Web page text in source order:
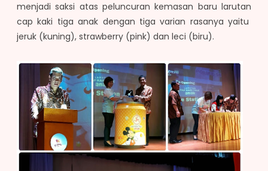
menjadi saksi atas peluncuran kemasan baru larutan
cap kaki tiga anak dengan tiga varian rasanya yaitu
jeruk (kuning), strawberry (pink) dan leci (biru).